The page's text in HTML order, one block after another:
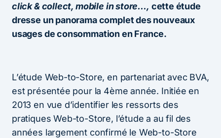
click & collect, mobile in store…, cette étude
dresse un panorama complet des nouveaux
usages de consommation en France.
L’étude Web-to-Store, en partenariat avec BVA,
est présentée pour la 4ème année. Initiée en
2013 en vue d’identifier les ressorts des
pratiques Web-to-Store, l’étude a au fil des
années largement confirmé le Web-to-Store